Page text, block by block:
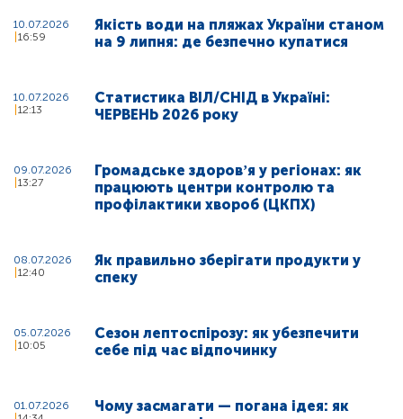
10.07.2026
16:59
Якість води на пляжах України станом
на 9 липня: де безпечно купатися
10.07.2026
12:13
Статистика ВІЛ/СНІД в Україні:
ЧЕРВЕНЬ 2026 року
09.07.2026
13:27
Громадське здоровʼя у регіонах: як
працюють центри контролю та
профілактики хвороб (ЦКПХ)
08.07.2026
12:40
Як правильно зберігати продукти у
спеку
05.07.2026
10:05
Сезон лептоспірозу: як убезпечити
себе під час відпочинку
01.07.2026
Чому засмагати — погана ідея: як